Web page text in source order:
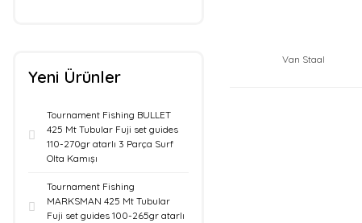
Yeni Ürünler
Tournament Fishing BULLET
425 Mt Tubular Fuji set guides
110-270gr atarlı 3 Parça Surf
Olta Kamışı
Tournament Fishing
MARKSMAN 425 Mt Tubular
Fuji set guides 100-265gr atarlı
Van Staal